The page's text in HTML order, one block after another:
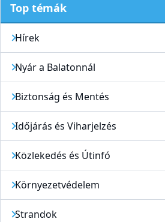
Top témák
Hírek
Nyár a Balatonnál
Biztonság és Mentés
Időjárás és Viharjelzés
Közlekedés és Útinfó
Környezetvédelem
Strandok